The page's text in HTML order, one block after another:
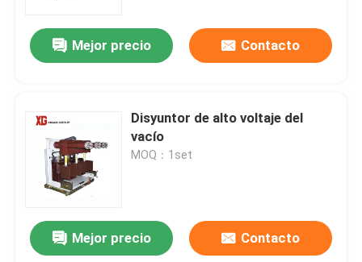
Mejor precio Contacto
Disyuntor de alto voltaje del
vacío
MOQ：1set
Mejor precio Contacto